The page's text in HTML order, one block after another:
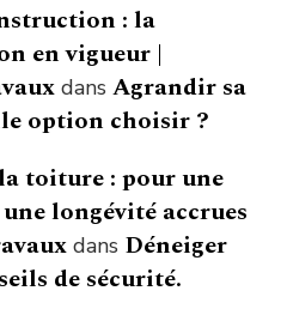
: la
en vigueur |
dans Agrandir sa
option choisir ?
toiture : pour une
longévité accrues
dans Déneiger
de sécurité.